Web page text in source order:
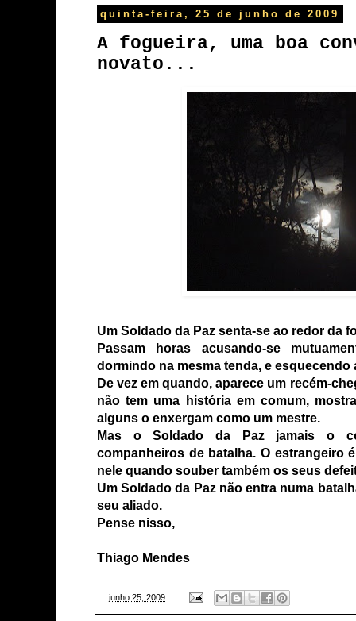
quinta-feira, 25 de junho de 2009
A fogueira, uma boa
novato...
Um Soldado da Paz senta-se ao redor da
Passam horas acusando-se
dormindo na mesma tenda, e
De vez em quando, aparece um recém-
não tem uma história em comum,
alguns o enxergam como um mestre.
Mas o Soldado da Paz jamais o
companheiros de batalha. O estrangeiro
nele quando souber também os seus
Um Soldado da Paz não entra numa
seu aliado.
Pense nisso,
Thiago Mendes
junho 25, 2009